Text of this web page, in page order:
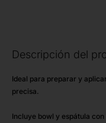
Descripción del
Ideal para preparar y
precisa.
Incluye bowl y espátula